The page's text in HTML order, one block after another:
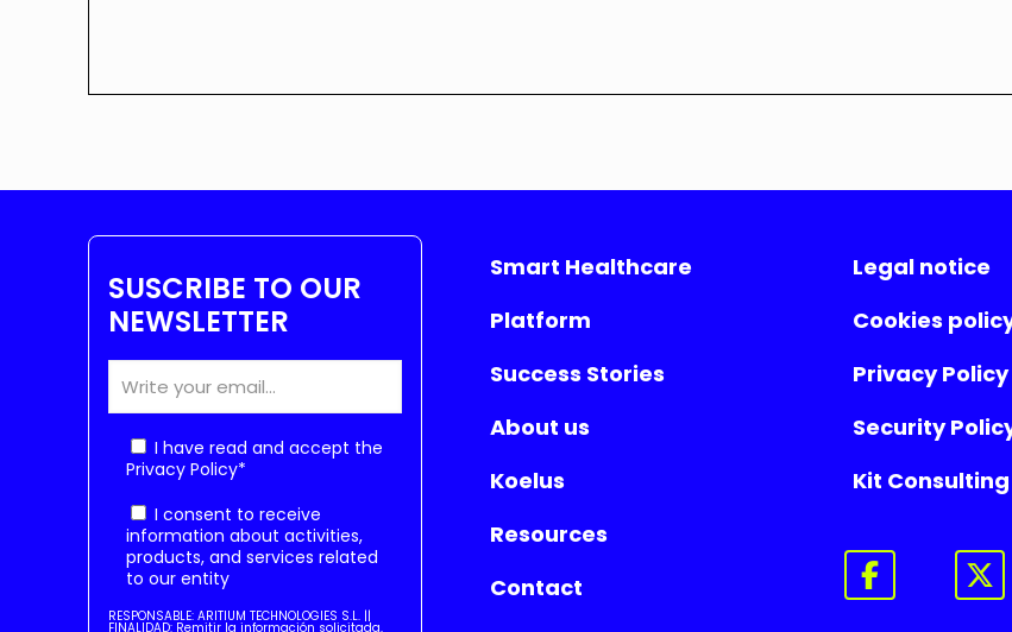
SUSCRIBE TO OUR
NEWSLETTER
I have read and accept the
Privacy Policy*
I consent to receive
information about activities,
products, and services related
to our entity
RESPONSABLE: ARITIUM TECHNOLOGIES S.L. ||
FINALIDAD: Remitir la información solicitada,
Smart Healthcare
Platform
Success Stories
About us
Koelus
Resources
Contact
Legal notice
Cookies
Privacy Policy
Security
Kit Consulting